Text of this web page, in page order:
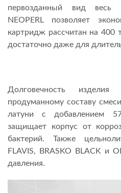
первозданный вид
NEOPERL позволяет
картридж рассчитан на 400
достаточно даже для
Долговечность изделия
продуманному составу
латуни с добавлением
защищает корпус от
бактерий. Также
FLAVIS, BRASKO BLACK и
давления.